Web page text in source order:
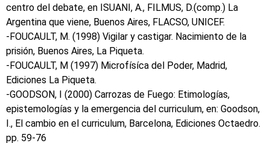
centro del debate, en ISUANI, A., FILMUS, D.(comp.) La
Argentina que viene, Buenos Aires, FLACSO, UNICEF.
-FOUCAULT, M. (1998) Vigilar y castigar. Nacimiento de la
prisión, Buenos Aires, La Piqueta.
-FOUCAULT, M (1997) Microfísíca del Poder, Madrid,
Ediciones La Piqueta.
-GOODSON, I (2000) Carrozas de Fuego: Etimologías,
epistemologías y la emergencia del curriculum, en: Goodson,
I., El cambio en el curriculum, Barcelona, Ediciones Octaedro.
pp. 59-76